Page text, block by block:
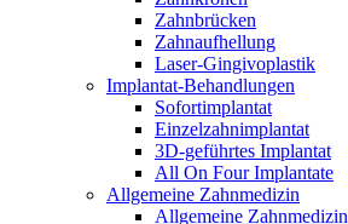
Zahnbrücken
Zahnaufhellung
Laser-Gingivoplastik
Implantat-Behandlungen
Sofortimplantat
Einzelzahnimplantat
3D-geführtes Implantat
All On Four Implantate
Allgemeine Zahnmedizin
Allgemeine Zahnmedizin